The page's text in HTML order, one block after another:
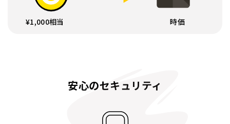
¥1,000相当 時価
安心のセキュリティ